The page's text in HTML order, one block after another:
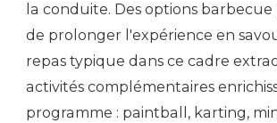
la conduite. Des options
de prolonger l'expérience en
repas typique dans ce cadre
activités complémentaires
programme : paintball, karting,